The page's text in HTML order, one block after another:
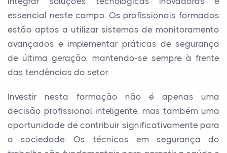
essencial neste campo. Os profissionais formados
estão aptos a utilizar sistemas de monitoramento
avançados e implementar práticas de segurança
de última geração, mantendo-se sempre à frente
das tendências do setor.
Investir nesta formação não é apenas uma
decisão profissional inteligente, mas também uma
oportunidade de contribuir significativamente para
a sociedade. Os técnicos em segurança do